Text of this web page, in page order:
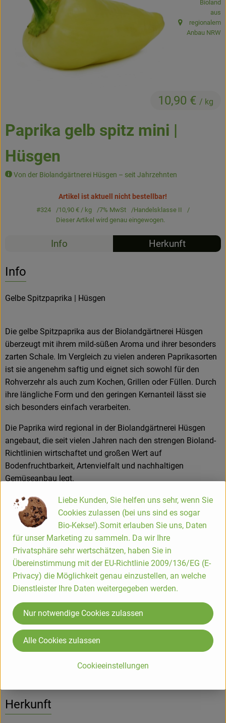
Kühltheke
Backstube
Küchenzauber
Großgebinde
So geht’s
Paprika gelb spitz mini |
Hüsgen
Von der Biolandgärtnerei Hüsgen – seit Jahrzehnten
10,90 € / kg
Bioland
, Herkunft:
aus
regionalem
Anbau NRW
Artikel ist aktuell nicht bestellbar!
#324 10,90 € / kg 7% MwSt
Handelsklasse II
Dieser Artikel wird genau eingewogen.
Info Herkunft
Info
Gelbe Spitzpaprika | Hüsgen
Die gelbe Spitzpaprika aus der Biolandgärtnerei Hüsgen
überzeugt mit ihrem mild-süßen Aroma und ihrer besonders
zarten Schale. Im Vergleich zu vielen anderen Paprikasorten
ist sie angenehm saftig und eignet sich sowohl für den
Rohverzehr als auch zum Kochen, Grillen oder Füllen. Durch
ihre längliche Form und den geringen Kernanteil lässt sie
sich besonders einfach verarbeiten.
Die Paprika wird regional in der Biolandgärtnerei Hüsgen
angebaut, die seit vielen Jahren nach den strengen Bioland-
Richtlinien wirtschaftet und großen Wert auf
Bodenfruchtbarkeit, Artenvielfalt und nachhaltigen
Gemüseanbau legt.
Verwendung:
• Rohkost und Salate
• Antipasti und Ofengemüse
• Grillgerichte
• Gefüllte Paprika
• Pfannengerichte und mediterrane Küche
Ihr fruchtig-süßer Geschmack macht die gelbe Spitzpaprika
besonders beliebt bei Kindern und allen, die Paprika lieber
mild als würzig mögen. Frisch vom Feld geerntet bringt sie
Farbe, Geschmack und Regionalität auf den Teller.
Produktinformationen
Herkunft
Liebe Kunden, Sie helfen uns sehr, wenn Sie
Cookies zulassen (bei uns sind es sogar
Bio-Kekse!).Somit erlauben Sie uns, Daten
für unser Marketing zu sammeln. Da wir Ihre
Privatsphäre sehr wertschätzen, haben Sie in
Übereinstimmung mit der EU-Richtlinie 2009/136/EG (E-
Privacy) die Möglichkeit genau einzustellen, an welche
Dienstleister Ihre Daten weitergegeben werden.
Cookieeinstellungen
Nur notwendige Cookies zulassen
Alle Cookies zulassen